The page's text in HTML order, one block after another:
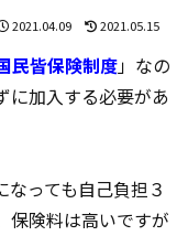
2021.04.09 2021.05.15
民皆保険制度」なの
に加入する必要があ
っても自己負担３
保険料は高いですが